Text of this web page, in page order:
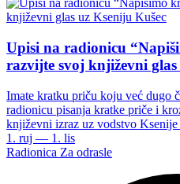
Upisi na radionicu
razvijte svoj književni
Imate kratku priču koju već dugo
radionicu pisanja kratke priče i
književni izraz uz vodstvo Ksenije
1. ruj — 1. lis
Radionica Za odrasle